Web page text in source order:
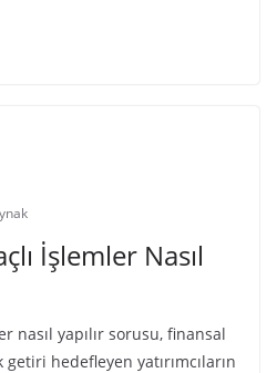
İşlemler Nasıl
nasıl yapılır sorusu, finansal
hedefleyen yatırımcıların